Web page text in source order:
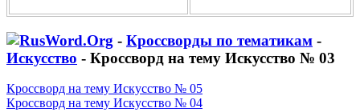
- Кроссворды по тематикам -
Искусство - Кроссворд на тему Искусство № 03
Кроссворд на тему Искусство № 05
Кроссворд на тему Искусство № 04